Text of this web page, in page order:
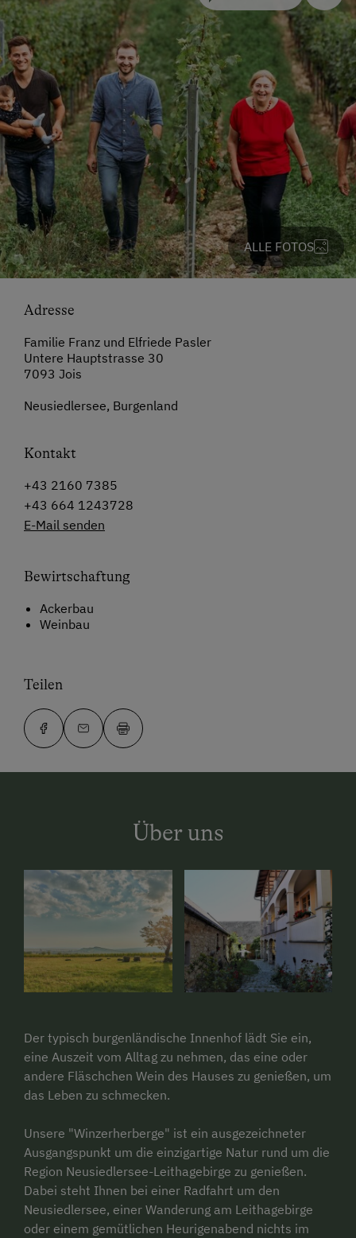
ALLE FOTOS
Adresse
Familie Franz und Elfriede Pasler
Untere Hauptstrasse 30
7093 Jois
Neusiedlersee, Burgenland
Kontakt
+43 2160 7385
+43 664 1243728
E-Mail senden
Bewirtschaftung
Ackerbau
Weinbau
Teilen
Über uns
Der typisch burgenländische Innenhof lädt Sie ein,
eine Auszeit vom Alltag zu nehmen, das eine oder
andere Fläschchen Wein des Hauses zu genießen, um
das Leben zu schmecken.
Unsere "Winzerherberge" ist ein ausgezeichneter
Ausgangspunkt um die einzigartige Natur rund um die
Region Neusiedlersee-Leithagebirge zu genießen.
Dabei steht Ihnen bei einer Radfahrt um den
Neusiedlersee, einer Wanderung am Leithagebirge
oder einem gemütlichen Heurigenabend nichts im